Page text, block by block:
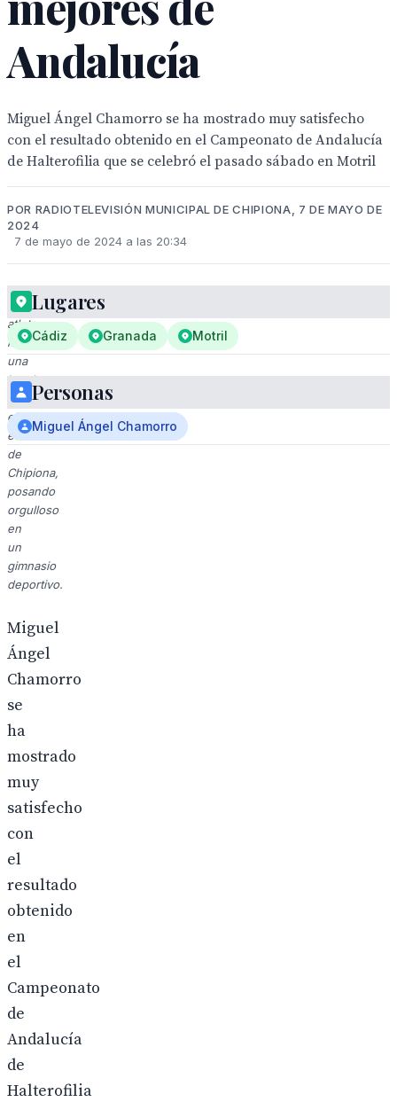
Andalucía
Miguel Ángel Chamorro se ha mostrado muy satisfecho
con el resultado obtenido en el Campeonato de Andalucía
de Halterofilia que se celebró el pasado sábado en Motril
POR RADIOTELEVISIÓN MUNICIPAL DE CHIPIONA, 7 DE MAYO DE
2024
7 de mayo de 2024 a las 20:34
Un
atleta
levanta
una
bandera
con
el
escudo
de
Chipiona,
posando
orgulloso
en
un
gimnasio
deportivo.
Miguel
Ángel
Chamorro
se
ha
mostrado
muy
satisfecho
con
el
resultado
obtenido
en
el
Campeonato
de
Andalucía
de
Halterofilia
Lugares
Cádiz Granada Motril
Personas
Miguel Ángel Chamorro